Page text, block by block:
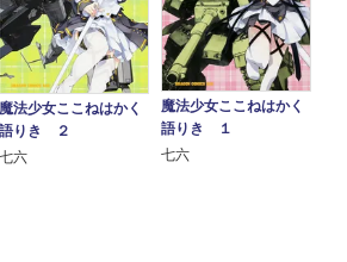
魔法少女ここねはかく
語りき ２
七六
魔法少女ここねはかく
語りき １
七六